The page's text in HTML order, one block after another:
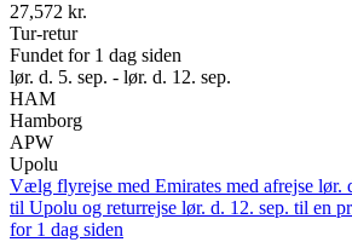
27,572 kr.
Tur-retur
Fundet for 1 dag siden
lør. d. 5. sep. - lør. d. 12. sep.
HAM
Hamborg
APW
Upolu
Vælg flyrejse med Emirates med afrejse lør.
til Upolu og returrejse lør. d. 12. sep. til en
for 1 dag siden